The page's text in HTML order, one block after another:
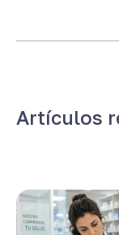
Artículos